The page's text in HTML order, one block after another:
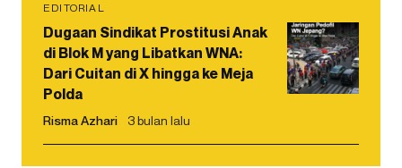
EDITORIAL
Dugaan Sindikat Prostitusi Anak
di Blok M yang Libatkan WNA:
Dari Cuitan di X hingga ke Meja
Polda
Risma Azhari 3 bulan lalu